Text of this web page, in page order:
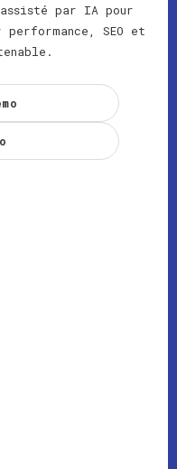
assisté par IA pour
SEO et